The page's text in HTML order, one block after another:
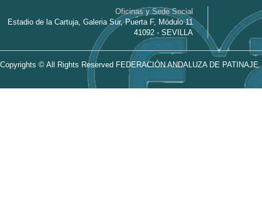
Oficinas y Sede Social
Estadio de la Cartuja, Galeria Sur, Puerta F, Módulo 11
41092 - SEVILLA
Copyrights © All Rights Reserved FEDERACIÓN ANDALUZA DE PATINAJE